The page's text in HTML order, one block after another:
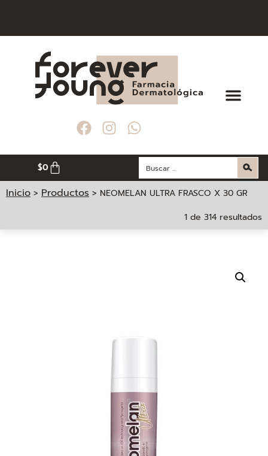
MEDELLÍN
A $ 200. 000
MEDELLÍN
A $ 200. 000
MEDELLÍN
A $ 200. 000
$0
Inicio > Productos > NEOMELAN ULTRA FRASCO X 30 GR
1 de 314 resultados